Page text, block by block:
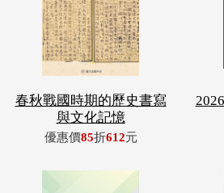
春秋戰國時期的歷史書寫
與文化記憶
優惠價85折612元